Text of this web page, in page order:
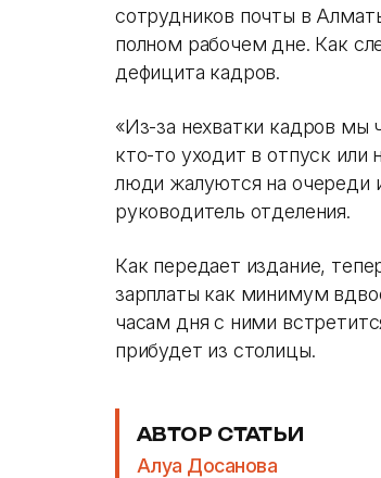
сотрудников почты в
полном рабочем дне. Как
дефицита кадров.
«Из-за нехватки кадров мы
кто-то уходит в отпуск
люди жалуются на очереди
руководитель отделения.
Как передает издание,
зарплаты как минимум
часам дня с ними
прибудет из столицы.
АВТОР СТАТЬИ
Алуа Досанова